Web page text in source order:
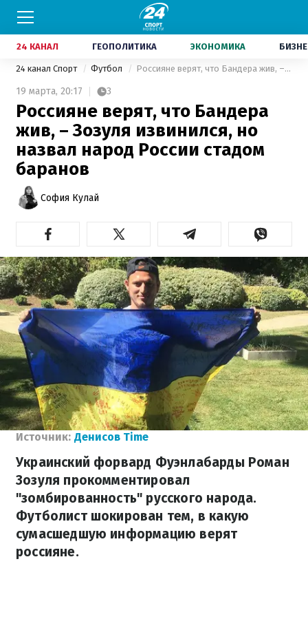
24 КАНАЛ ГЕОПОЛИТИКА ЭКОНОМИКА
24 канал Спорт Футбол Россияне верят, что Бандера жив, – Зозуля извинился, но назвал народ России стадом баранов
19 марта, 20:17 3
Россияне верят, что Бандера
жив, – Зозуля извинился, но
назвал народ России стадом
баранов
София Кулай
Источник: Денисов Time
Украинский форвард Фуэнлабарды Роман
Зозуля прокомментировал
"зомбированность" русского народа.
Футболист шокирован тем, в какую
сумасшедшую информацию верят
россияне.